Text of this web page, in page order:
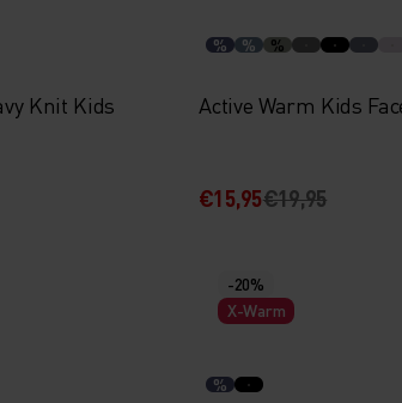
Knit Kids
% % %
Active Warm Kids
€15,95€19,95
-20%
X-Warm
%